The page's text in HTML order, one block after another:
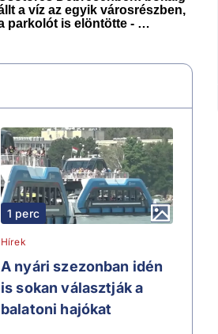
1 perc
Hírek
A nyári szezonban idén
is sokan választják a
balatoni hajókat